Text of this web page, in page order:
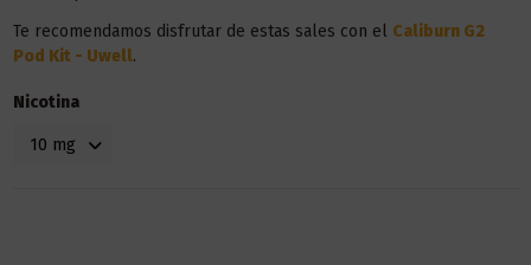
Te recomendamos disfrutar de estas sales con el Caliburn G2
Pod Kit - Uwell.
Nicotina